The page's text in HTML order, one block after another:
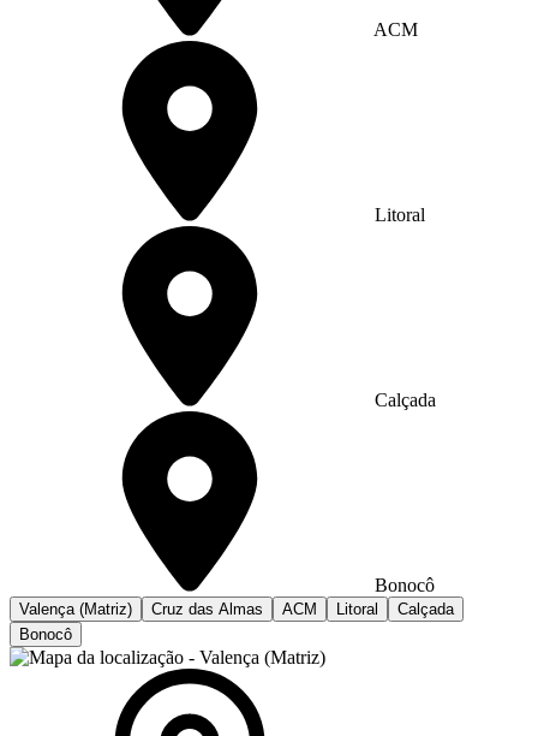
ACM
Litoral
Calçada
Bonocô
Valença (Matriz) Cruz das Almas ACM Litoral
Calçada
Bonocô